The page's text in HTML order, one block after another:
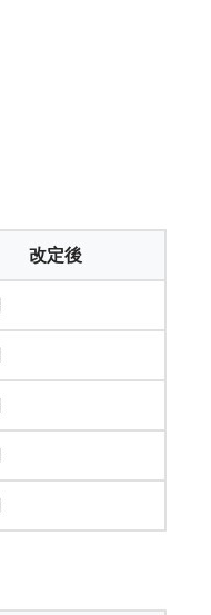
改定後